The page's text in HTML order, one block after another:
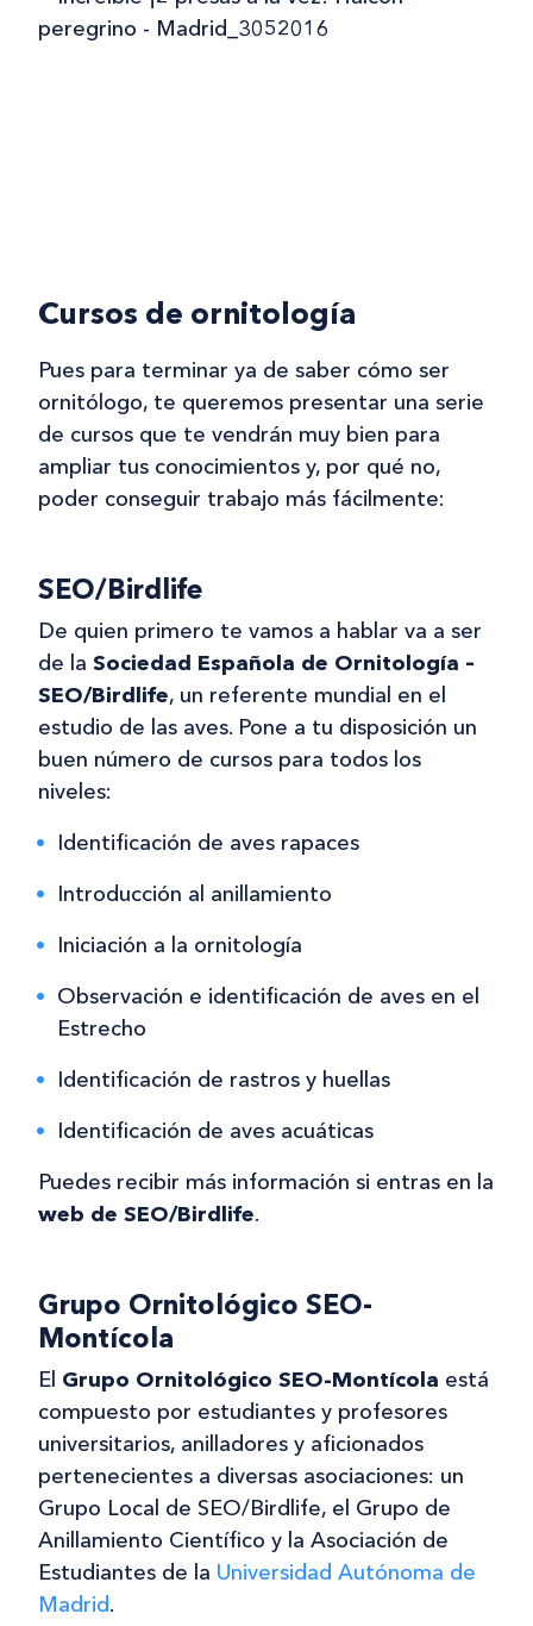
Cursos de ornitología
Pues para terminar ya de saber cómo ser
ornitólogo, te queremos presentar una serie
de cursos que te vendrán muy bien para
ampliar tus conocimientos y, por qué no,
poder conseguir trabajo más fácilmente:
SEO/Birdlife
De quien primero te vamos a hablar va a ser
de la Sociedad Española de Ornitología –
SEO/Birdlife, un referente mundial en el
estudio de las aves. Pone a tu disposición un
buen número de cursos para todos los
niveles:
Identificación de aves rapaces
Introducción al anillamiento
Iniciación a la ornitología
Observación e identificación de aves en el
Estrecho
Identificación de rastros y huellas
Identificación de aves acuáticas
Puedes recibir más información si entras en la
web de SEO/Birdlife.
Grupo Ornitológico SEO-
Montícola
El Grupo Ornitológico SEO-Montícola está
compuesto por estudiantes y profesores
universitarios, anilladores y aficionados
pertenecientes a diversas asociaciones: un
Grupo Local de SEO/Birdlife, el Grupo de
Anillamiento Científico y la Asociación de
Estudiantes de la Universidad Autónoma de
Madrid.